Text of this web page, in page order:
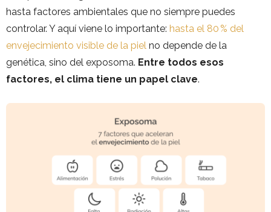
hasta factores ambientales que no siempre puedes
controlar. Y aquí viene lo importante: hasta el 80 % del
envejecimiento visible de la piel no depende de la
genética, sino del exposoma. Entre todos esos
factores, el clima tiene un papel clave.